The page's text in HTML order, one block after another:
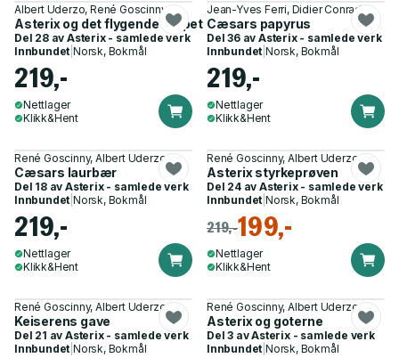
Albert Uderzo, René Goscinny
Asterix og det flygende teppet
Del 28 av Asterix - samlede verk
Innbundet |Norsk, Bokmål
219,-
Nettlager
Klikk&Hent
Jean-Yves Ferri, Didier Conrad
Cæsars papyrus
Del 36 av Asterix - samlede verk
Innbundet |Norsk, Bokmål
219,-
Nettlager
Klikk&Hent
René Goscinny, Albert Uderzo
Cæsars laurbær
Del 18 av Asterix - samlede verk
Innbundet |Norsk, Bokmål
219,-
Nettlager
Klikk&Hent
René Goscinny, Albert Uderzo
Asterix styrkeprøven
Del 24 av Asterix - samlede verk
Innbundet |Norsk, Bokmål
219,-199,-
Nettlager
Klikk&Hent
René Goscinny, Albert Uderzo
Keiserens gave
Del 21 av Asterix - samlede verk
Innbundet |Norsk, Bokmål
René Goscinny, Albert Uderzo
Asterix og goterne
Del 3 avAsterix - samlede verk
Innbundet |Norsk, Bokmål